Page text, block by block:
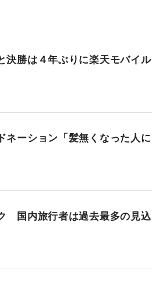
勝は４年ぶりに楽天モバイル
ネーション「髪無くなった人に
国内旅行者は過去最多の見込